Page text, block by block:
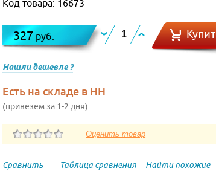
Код товара: 16673
327 руб.
Нашли дешевле ?
Есть на складе в НН
(привезем за 1-2 дня)
Сравнить Таблица сравнения Найти похожие